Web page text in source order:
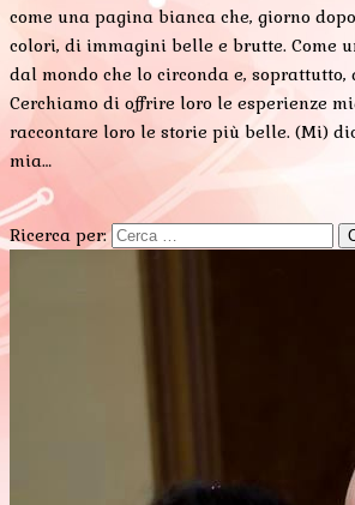
come una pagina bianca che, giorno
colori, di immagini belle e brutte. Come
dal mondo che lo circonda e, soprattutto,
Cerchiamo di offrire loro le esperienze
raccontare loro le storie più belle. (Mi)
mia…
Ricerca per: